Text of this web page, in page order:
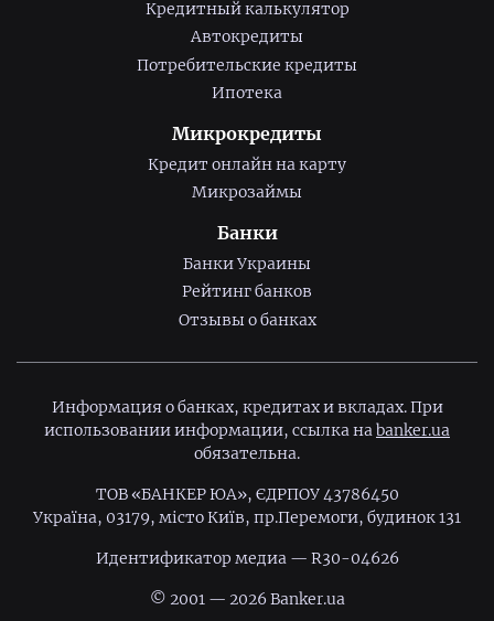
Кредитный калькулятор
Автокредиты
Потребительские кредиты
Ипотека
Микрокредиты
Кредит онлайн на карту
Микрозаймы
Банки
Банки Украины
Рейтинг банков
Отзывы о банках
Информация о банках, кредитах и вкладах. При
использовании информации, ссылка наbanker.ua
обязательна.
ТОВ «БАНКЕР ЮА», ЄДРПОУ 43786450
Україна, 03179, місто Київ, пр.Перемоги, будинок 131
Идентификатор медиа — R30-04626
© 2001 — 2026 Banker.ua